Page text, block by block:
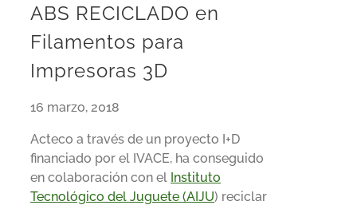
ABS RECICLADO en
Filamentos para
Impresoras 3D
16 marzo, 2018
Acteco a través de un proyecto I+D
financiado por el IVACE, ha conseguido
en colaboración con el Instituto
Tecnológico del Juguete (AIJU) reciclar